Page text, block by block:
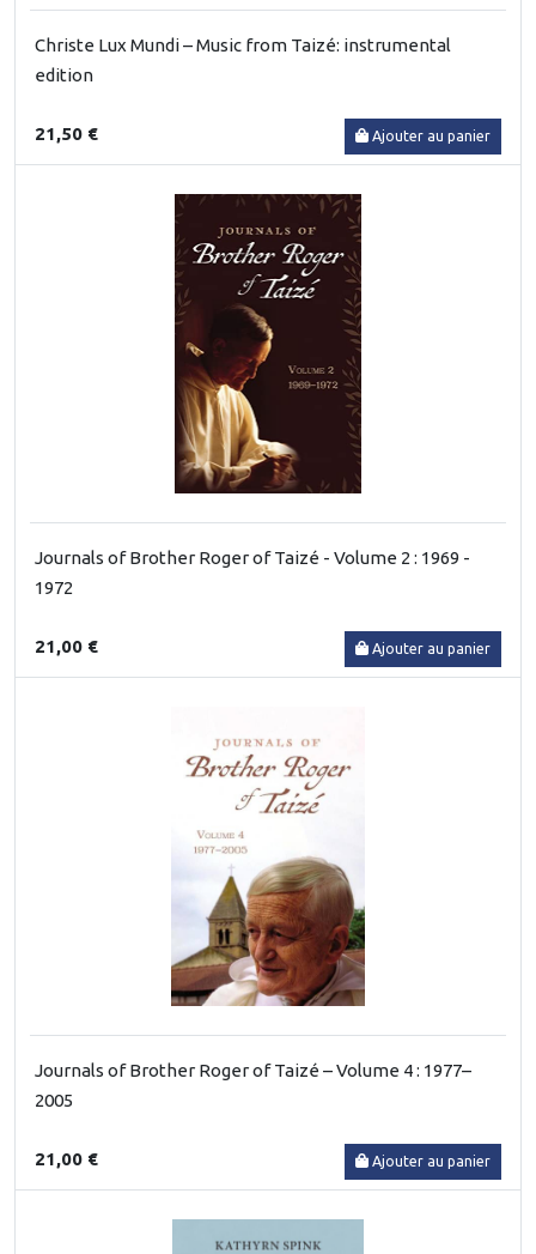
Christe Lux Mundi – Music from Taizé: instrumental
edition
21,50 € Ajouter au panier
Journals of Brother Roger of Taizé - Volume 2 : 1969 -
1972
21,00 € Ajouter au panier
Journals of Brother Roger of Taizé – Volume 4 : 1977–
2005
21,00 € Ajouter au panier